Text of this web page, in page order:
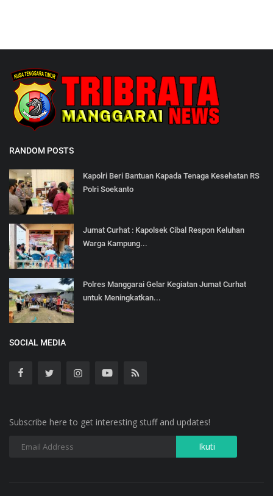
RANDOM POSTS
Kapolri Beri Bantuan Kapada Tenaga Kesehatan RS
Polri Soekanto
Jumat Curhat : Kapolsek Cibal Respon Keluhan
Warga Kampung...
Polres Manggarai Gelar Kegiatan Jumat Curhat
untuk Meningkatkan...
SOCIAL MEDIA
Subscribe here to get interesting stuff and updates!